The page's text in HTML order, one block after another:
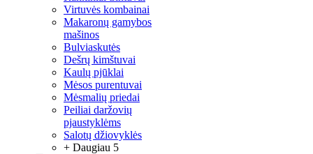
Virtuvės kombainai
Makaronų gamybos
mašinos
Bulviaskutės
Dešrų kimštuvai
Kaulų pjūklai
Mėsos purentuvai
Mėsmalių priedai
Peiliai daržovių
pjaustyklėms
Salotų džiovyklės
+ Daugiau 5